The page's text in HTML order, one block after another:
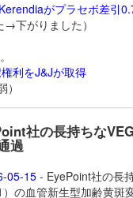
がプラセボ差引
下がりました）
利をJ&Jが取得
社の長持ちな
過
05-15- EyePoint社の長
）の血管新生型加齢黄斑